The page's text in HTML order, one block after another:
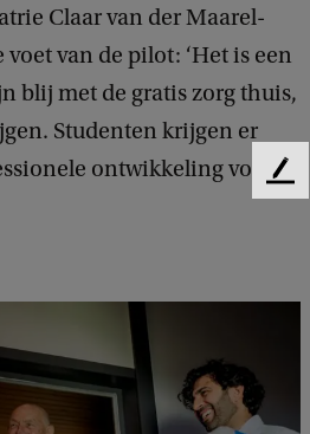
Claar van der Maarel-
van de pilot: ‘Het is een
blij met de gratis zorg thuis,
Studenten krijgen er
ontwikkeling voor F